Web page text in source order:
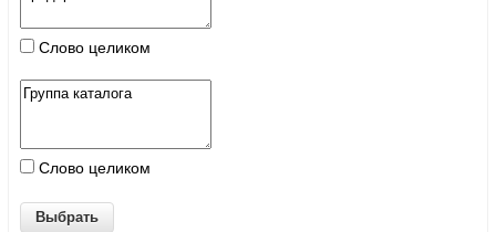
Слово целиком
Слово целиком